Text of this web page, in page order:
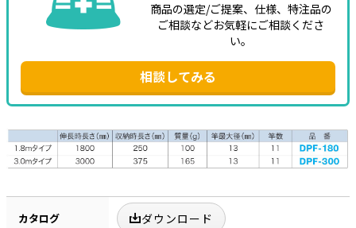
商品の選定/ご提案、仕様、特注品の
ご相談などお気軽にご相談くださ
い。
相談してみる
カタログ ダウンロード